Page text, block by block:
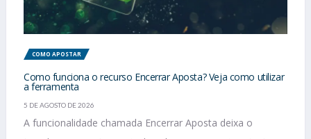
COMO APOSTAR
Como funciona o recurso Encerrar Aposta? Veja como utilizar
a ferramenta
5 DE AGOSTO DE 2026
A funcionalidade chamada Encerrar Aposta deixa o